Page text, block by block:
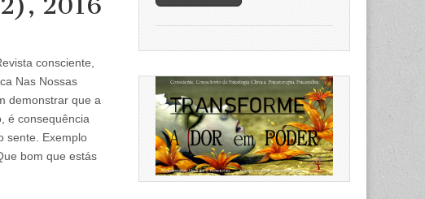
consciente,
Nas Nossas
demonstrar que a
é consequência
sente. Exemplo
bom que estás